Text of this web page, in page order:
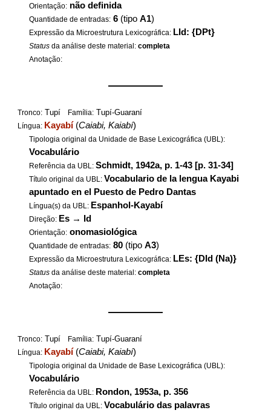
Orientação: não definida
Quantidade de entradas: 6 (tipoA1)
Expressão da Microestrutura Lexicográfica: LId: {DPt}
Status da análise deste material:completa
Anotação:
——————
Tronco: Tupí Família: Tupí-Guaraní
Língua: Kayabí (Caiabi, Kaiabí)
Tipologia original da Unidade de Base Lexicográfica (UBL):
Vocabulário
Referência da UBL:Schmidt, 1942a, p. 1-43 [p. 31-34]
Título original da UBL: Vocabulario de la lengua Kayabi
apuntado en el Puesto de Pedro Dantas
Língua(s) da UBL: Espanhol-Kayabí
Direção: Es → Id
Orientação: onomasiológica
Quantidade de entradas: 80 (tipoA3)
Expressão da Microestrutura Lexicográfica: LEs: {DId (Na)}
Status da análise deste material:completa
Anotação:
——————
Tronco: Tupí Família: Tupí-Guaraní
Língua: Kayabí (Caiabi, Kaiabí)
Tipologia original da Unidade de Base Lexicográfica (UBL):
Vocabulário
Referência da UBL: Rondon, 1953a, p. 356
Título original da UBL: Vocabulário das palavras